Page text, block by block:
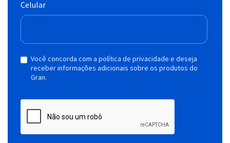
Celular
Você concorda com a política de privacidade e deseja
receber informações adicionais sobre os produtos do
Gran.